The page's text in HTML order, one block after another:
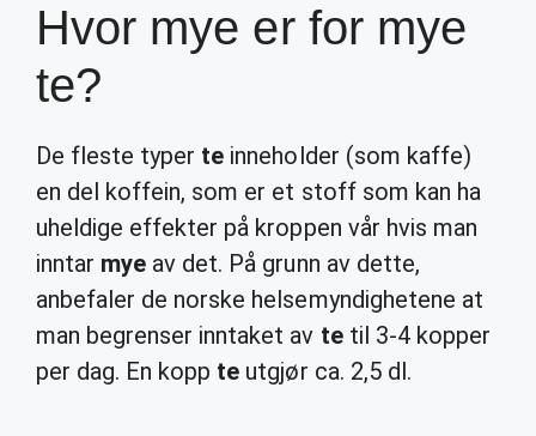
Hvor mye er for mye
te?
De fleste typer te inneholder (som kaffe)
en del koffein, som er et stoff som kan ha
uheldige effekter på kroppen vår hvis man
inntar mye av det. På grunn av dette,
anbefaler de norske helsemyndighetene at
man begrenser inntaket av tetil 3-4 kopper
per dag. En kopp te utgjør ca. 2,5 dl.